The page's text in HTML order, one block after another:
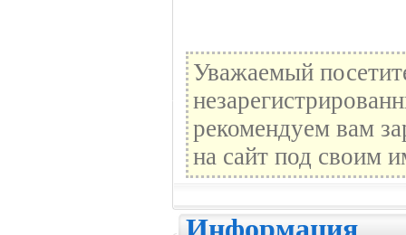
Уважаемый
рекомендуем вам
на сайт под своим